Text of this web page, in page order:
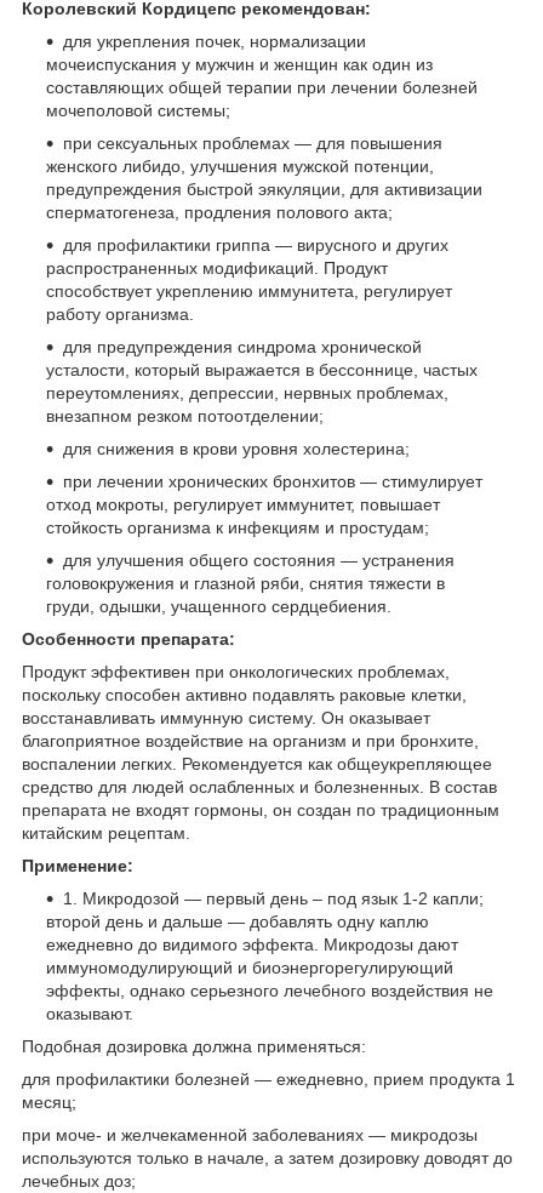
Королевский Кордицепс рекомендован:
для укрепления почек, нормализации
мочеиспускания у мужчин и женщин как один из
составляющих общей терапии при лечении болезней
мочеполовой системы;
при сексуальных проблемах — для повышения
женского либидо, улучшения мужской потенции,
предупреждения быстрой эякуляции, для активизации
сперматогенеза, продления полового акта;
для профилактики гриппа — вирусного и других
распространенных модификаций. Продукт
способствует укреплению иммунитета, регулирует
работу организма.
для предупреждения синдрома хронической
усталости, который выражается в бессоннице, частых
переутомлениях, депрессии, нервных проблемах,
внезапном резком потоотделении;
для снижения в крови уровня холестерина;
при лечении хронических бронхитов — стимулирует
отход мокроты, регулирует иммунитет, повышает
стойкость организма к инфекциям и простудам;
для улучшения общего состояния — устранения
головокружения и глазной ряби, снятия тяжести в
груди, одышки, учащенного сердцебиения.
Особенности препарата:
Продукт эффективен при онкологических проблемах,
поскольку способен активно подавлять раковые клетки,
восстанавливать иммунную систему. Он оказывает
благоприятное воздействие на организм и при бронхите,
воспалении легких. Рекомендуется как общеукрепляющее
средство для людей ослабленных и болезненных. В состав
препарата не входят гормоны, он создан по традиционным
китайским рецептам.
Применение:
1. Микродозой — первый день – под язык 1-2 капли;
второй день и дальше — добавлять одну каплю
ежедневно до видимого эффекта. Микродозы дают
иммуномодулирующий и биоэнергорегулирующий
эффекты, однако серьезного лечебного воздействия не
оказывают.
Подобная дозировка должна применяться:
для профилактики болезней — ежедневно, прием продукта 1
месяц;
при моче- и желчекаменной заболеваниях — микродозы
используются только в начале, а затем дозировку доводят до
лечебных доз;